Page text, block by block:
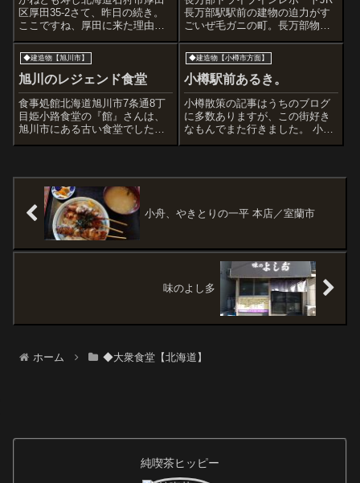
区厚田35-2さて、昨日の続き。
ここですね、厚田に来た理由
は。札幌市だけじゃなく、本州
含め遠くからお客がやってく
る、いまじゃ相当な人気店。だ
って旨いから。以前は並ばなく
ても入れましたが、最近は気合
い入れて開店前か...
長万部駅駅前の建物の迫力がす
ごいぜ毛ガニの町。長万部物産
センター北海道山越郡長万部町
大浜３０－１詳しくは2015年の
記事みてください（リンクは本
記事の下部に貼りました）ドラ
イブイン ヒデ。字体が妙にい
かしてるこ...
◆建造物【旭川市】
旭川のレジェンド食堂
食事処館北海道旭川市7条通8丁
目姫小路食堂の『館』さんは、
旭川市にある古い食堂でした。
でした、と過去形に書いたの
わ…。今日の訪問レポートは昨
年2020.8.29-30のものですが、...
◆建造物【小樽市方面】
小樽駅前あるき。
小樽散策の記事はうちのブログ
に多数ありますが、この街好き
なもんでまた行きました。 小樽
駅を出るとまず左手方向に目に
市場。このアングルは上の階段
す。坂...
小舟、やきとりの一平 本店／室蘭市
味のよし多
ホーム ◆大衆食堂【北海道】
純喫茶ヒッピー